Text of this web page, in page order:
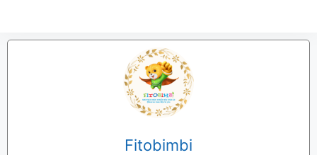
Fitobimbi